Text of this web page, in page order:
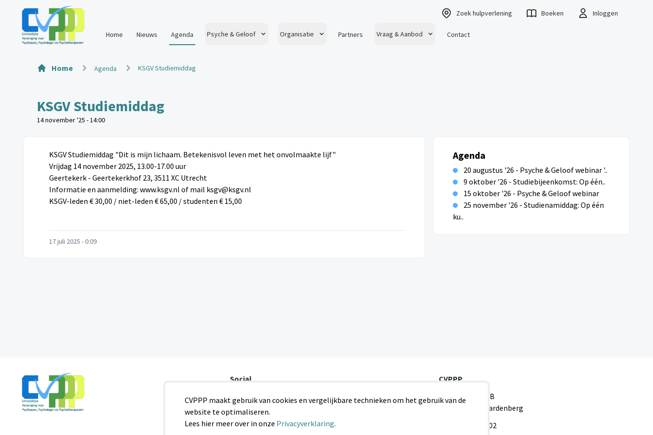
Zoek hulpverlening Boeken Inloggen
Home Nieuws Agenda Psyche & Geloof Organisatie Partners Vraag & Aanbod Contact
Home Agenda KSGV Studiemiddag
KSGV Studiemiddag
14 november '25 - 14:00
KSGV Studiemiddag "Dit is mijn lichaam. Betekenisvol leven met het onvolmaakte lijf"
Vrijdag 14 november 2025, 13.00-17.00 uur
Geertekerk - Geertekerkhof 23, 3511 XC Utrecht
Informatie en aanmelding: www.ksgv.nl of mail ksgv@ksgv.nl
KSGV-leden € 30,00 / niet-leden € 65,00 / studenten € 15,00
17 juli 2025 - 0:09
Agenda
20 augustus '26 - Psyche & Geloof webinar '..
9 oktober '26 - Studiebijeenkomst: Op één..
15 oktober '26 - Psyche & Geloof webinar
25 november '26 - Studienamiddag: Op één
ku..
Social
Facebook
LinkedIn
CVPPP
Zwingel 4 B
7772 SK Hardenberg
0523 677002
CVPPP maakt gebruik van cookies en vergelijkbare technieken om het gebruik van de
website te optimaliseren.
Lees hier meer over in onze Privacyverklaring.